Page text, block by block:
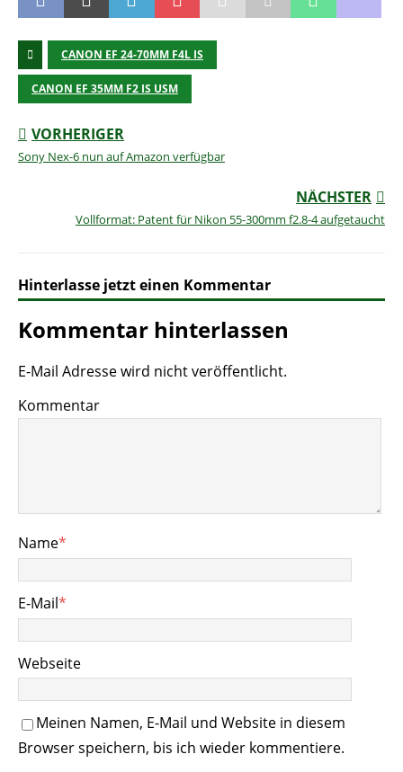
CANON EF 24-70MM F4L IS
CANON EF 35MM F2 IS USM
VORHERIGER
Sony Nex-6 nun auf Amazon verfügbar
NÄCHSTER
Vollformat: Patent für Nikon 55-300mm f2.8-4 aufgetaucht
Hinterlasse jetzt einen Kommentar
Kommentar hinterlassen
E-Mail Adresse wird nicht veröffentlicht.
Kommentar
Name*
E-Mail*
Webseite
Meinen Namen, E-Mail und Website in diesem
Browser speichern, bis ich wieder kommentiere.